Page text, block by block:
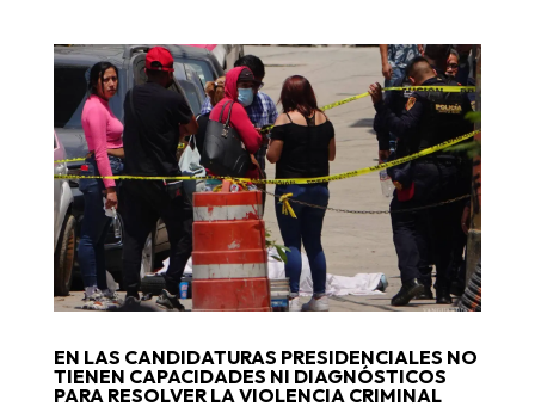
EN LAS CANDIDATURAS PRESIDENCIALES NO
TIENEN CAPACIDADES NI DIAGNÓSTICOS
PARA RESOLVER LA VIOLENCIA CRIMINAL